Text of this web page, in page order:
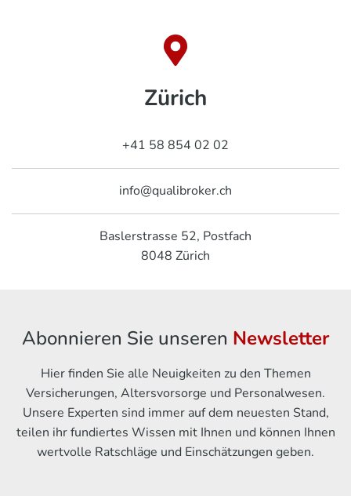
Zürich
+41 58 854 02 02
info@qualibroker.ch
Baslerstrasse 52, Postfach
8048 Zürich
Abonnieren Sie unseren Newsletter
Hier finden Sie alle Neuigkeiten zu den Themen
Versicherungen, Altersvorsorge und Personalwesen.
Unsere Experten sind immer auf dem neuesten Stand,
teilen ihr fundiertes Wissen mit Ihnen und können Ihnen
wertvolle Ratschläge und Einschätzungen geben.